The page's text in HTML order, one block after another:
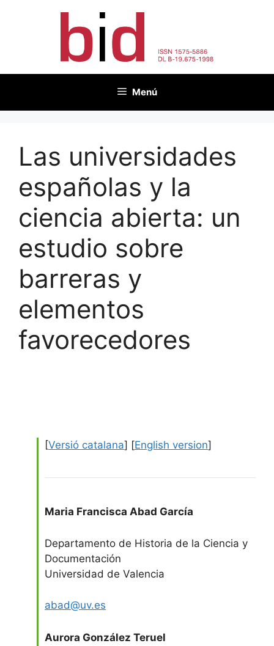
Menú
Las universidades
españolas y la
ciencia abierta: un
estudio sobre
barreras y
elementos
favorecedores
[Versió catalana] [English version]
Maria Francisca Abad García
Departamento de Historia de la Ciencia y
Documentación
Universidad de Valencia
abad@uv.es
Aurora González Teruel